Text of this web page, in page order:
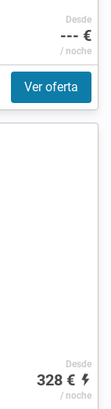
Desde
--- €
/ noche
Ver oferta
Desde
328 €
/ noche